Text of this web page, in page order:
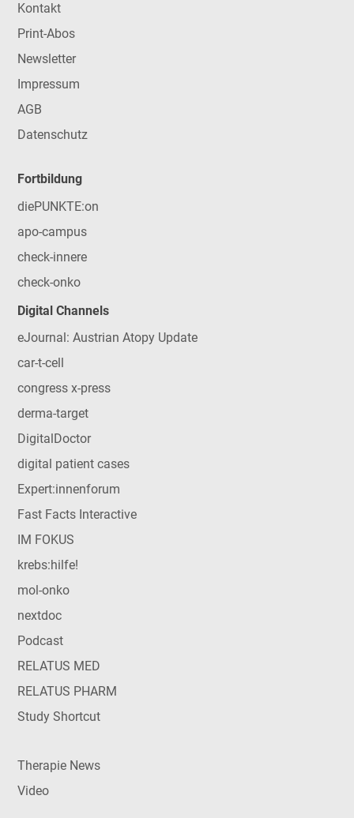
Kontakt
Print-Abos
Newsletter
Impressum
AGB
Datenschutz
Fortbildung
diePUNKTE:on
apo-campus
check-innere
check-onko
Digital Channels
eJournal: Austrian Atopy Update
car-t-cell
congress x-press
derma-target
DigitalDoctor
digital patient cases
Expert:innenforum
Fast Facts Interactive
IM FOKUS
krebs:hilfe!
mol-onko
nextdoc
Podcast
RELATUS MED
RELATUS PHARM
Study Shortcut
Therapie News
Video